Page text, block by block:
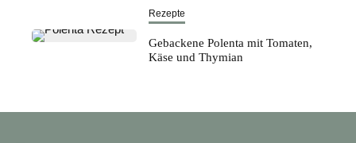
Rezepte
Gebackene Polenta mit Tomaten,
Käse und Thymian